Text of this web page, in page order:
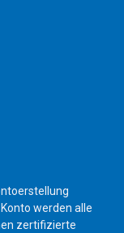
werden alle
zertifizierte